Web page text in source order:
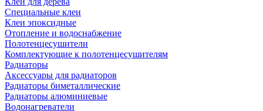
Специальные клеи
Клеи эпоксидные
Отопление и водоснабжение
Полотенцесушители
Комплектующие к полотенцесушителям
Радиаторы
Аксессуары для радиаторов
Радиаторы биметаллические
Радиаторы алюминиевые
Водонагреватели